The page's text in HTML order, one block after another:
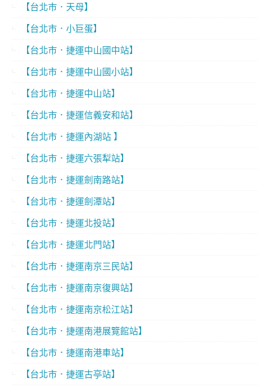
【台北市．天母】
【台北市．小巨蛋】
【台北市．捷運中山國中站】
【台北市．捷運中山國小站】
【台北市．捷運中山站】
【台北市．捷運信義安和站】
【台北市．捷運內湖站 】
【台北市．捷運六張犁站】
【台北市．捷運劍南路站】
【台北市．捷運劍潭站】
【台北市．捷運北投站】
【台北市．捷運北門站】
【台北市．捷運南京三民站】
【台北市．捷運南京復興站】
【台北市．捷運南京松江站】
【台北市．捷運南港展覽館站】
【台北市．捷運南港車站】
【台北市．捷運古亭站】